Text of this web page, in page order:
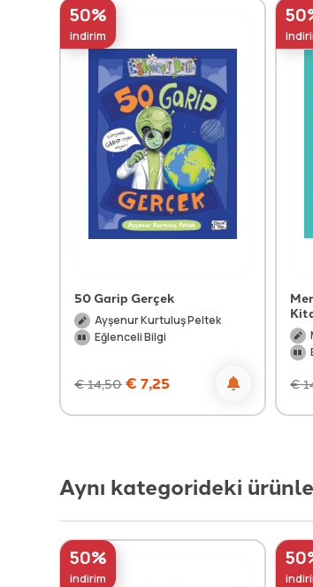
50%
indirim
50 Garip Gerçek
Ayşenur Kurtuluş Peltek
Eğlenceli Bilgi
€14,50 € 7,25 €
Aynı kategorideki
50%
indirim